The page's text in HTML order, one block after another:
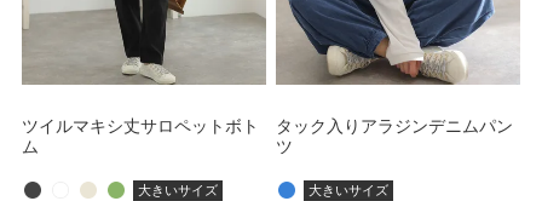
ツイルマキシ丈サロペットボト
ム
大きいサイズ
タック入りアラジンデニムパン
ツ
大きいサイズ